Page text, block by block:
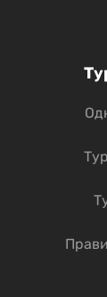
в
Як ми
в
Діти від 4
При